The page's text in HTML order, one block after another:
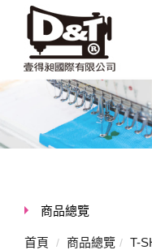
商品總覽
首頁 商品總覽 T-